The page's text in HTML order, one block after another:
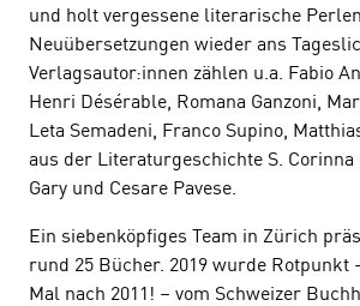
und holt vergessene literarische
Neuübersetzungen wieder ans
Verlagsautor:innen zählen u.a. Fabio
Henri Désérable, Romana Ganzoni,
Leta Semadeni, Franco Supino,
aus der Literaturgeschichte S.
Gary und Cesare Pavese.
Ein siebenköpfiges Team in Zürich
rund 25 Bücher. 2019 wurde Rotpunkt
Mal nach 2011! – vom Schweizer